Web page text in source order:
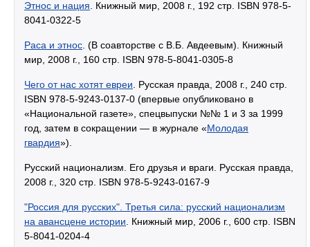
Этнос и нация. Книжный мир, 2008 г., 192 стр. ISBN 978-5-
8041-0322-5
Раса и этнос. (В соавторстве с В.Б. Авдеевым). Книжный
мир, 2008 г., 160 стр. ISBN 978-5-8041-0305-8
Чего от нас хотят евреи. Русская правда, 2008 г., 240 стр.
ISBN 978-5-9243-0137-0 (впервые опубликовано в
«Национальной газете», спецвыпуски №№ 1 и 3 за 1999
год, затем в сокращении — в журнале «Молодая
гвардия»).
Русский национализм. Его друзья и враги. Русская правда,
2008 г., 320 стр. ISBN 978-5-9243-0167-9
"Россия для русских". Третья сила: русский национализм
на авансцене истории. Книжный мир, 2006 г., 600 стр. ISBN
5-8041-0204-4